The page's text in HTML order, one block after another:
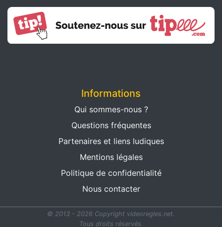
Informations
Qui sommes-nous ?
Questions fréquentes
Partenaires et liens ludiques
Mentions légales
Politique de confidentialité
Nous contacter
© 2013 - 2026 Copyright videoregles.net.
Tous droits réservés.